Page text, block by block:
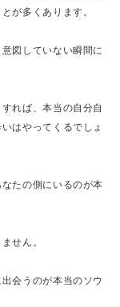
が多くあります。
図していない瞬間に
れば、本当の自分自
はやってくるでしょ
たの側にいるのが本
せん。
会うのが本当のソウ